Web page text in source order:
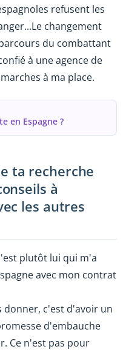
refusent les
changement
du combattant
à une agence de
à ma place.
en Espagne ?
ta recherche
à
les autres
plutôt lui qui m'a
avec mon contrat
donner, c'est d'avoir un
d'embauche
Ce n'est pas pour